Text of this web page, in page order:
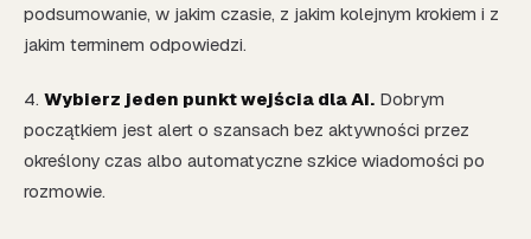
podsumowanie, w jakim czasie, z jakim kolejnym krokiem i z
jakim terminem odpowiedzi.
4. Wybierz jeden punkt wejścia dla AI. Dobrym
początkiem jest alert o szansach bez aktywności przez
określony czas albo automatyczne szkice wiadomości po
rozmowie.